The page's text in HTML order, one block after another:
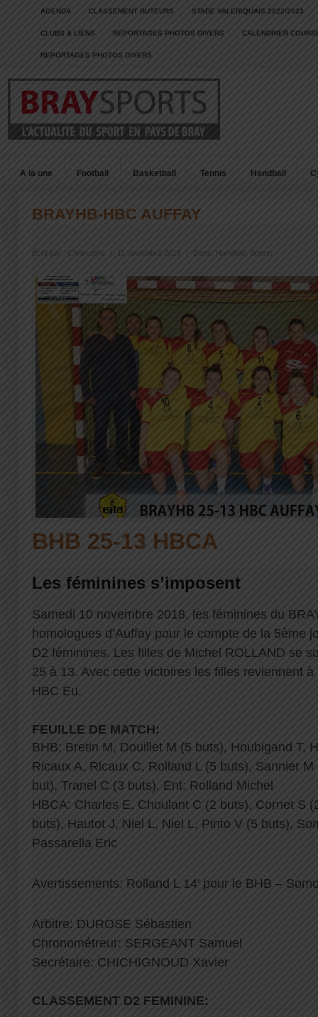
AGENDA CLASSEMENT BUTEURS STADE VALERIQUAIS 2022/2023
CLUBS & LIENS REPORTAGES PHOTOS DIVERS CALENDRIER
REPORTAGES PHOTOS DIVERS
A la une Football Basketball Tennis Handball
BRAYHB-HBC AUFFAY
Écrit par : Christophe 11 novembre 2018 Dans : Handball Sports
BHB 25-13 HBCA
Les féminines s’imposent
Samedi 10 novembre 2018, les féminines du
homologues d’Auffay pour le compte de la 5ème
D2 féminines. Les filles de Michel ROLLAND se
25 à 13. Avec cette victoires les filles reviennent
HBC Eu.
FEUILLE DE MATCH:
BHB: Bretin M, Douillet M (5 buts), Houbigand T,
Ricaux A, Ricaux C, Rolland L (5 buts), Sannier
but), Tranel C (3 buts). Ent: Rolland Michel
HBCA: Charles E, Choulant C (2 buts), Cornet S
buts), Hautot J, Niel L, Niel L, Pinto V (5 buts),
Passarella Eric
Avertissements: Rolland L 14′ pour le BHB –
Arbitre: DUROSE Sébastien
Chronométreur: SERGEANT Samuel
Secrétaire: CHICHIGNOUD Xavier
CLASSEMENT D2 FEMININE: